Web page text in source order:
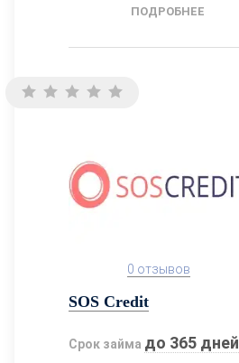
ПОДРОБНЕЕ
0 отзывов
SOS Credit
Срок займа до 365 дней